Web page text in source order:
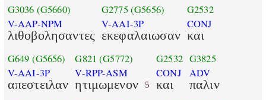
G3036 (G5660)
V-AAP-NPM
λιθοβολησαντες
G2775(G5656)
V-AAI-3P
εκεφαλαιωσαν
G2532
CONJ
και
G649 (G5656)
V-AAI-3P
απεστειλαν
G821 (G5772)
V-RPP-ASM
ητιμωμενον 5
G2532
CONJ
και
G3825
ADV
παλιν